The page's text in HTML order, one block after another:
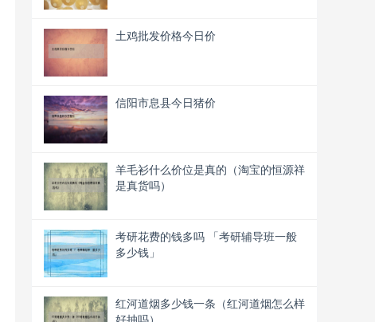
土鸡批发价格今日价
信阳市息县今日猪价
羊毛衫什么价位是真的（淘宝的恒源祥
是真货吗）
考研花费的钱多吗 「考研辅导班一般
多少钱」
红河道烟多少钱一条（红河道烟怎么样